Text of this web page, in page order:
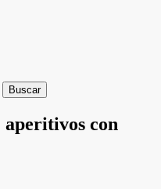
aperitivos con